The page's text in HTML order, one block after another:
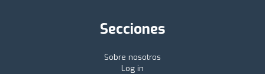
Secciones
Sobre nosotros
Log in